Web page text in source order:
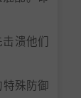
溃他们
殊防御